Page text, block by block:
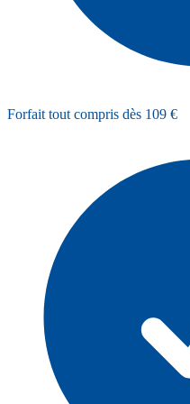
Forfait tout compris dès 109 €